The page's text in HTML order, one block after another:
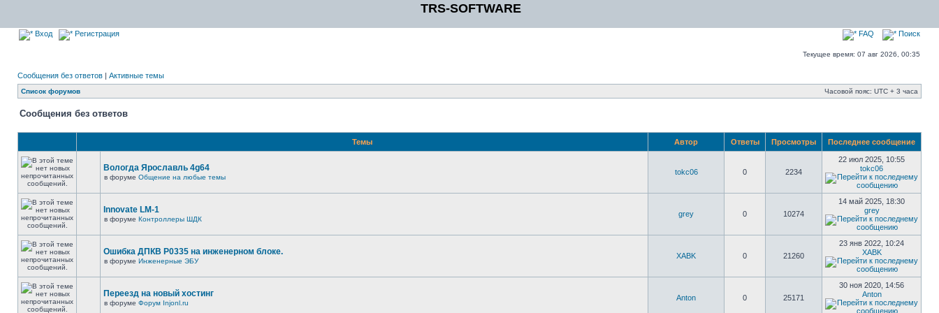
TRS-SOFTWARE
Вход Регистрация FAQ Поиск
Текущее время: 07 авг 2026, 00:35
Сообщения без ответов | Активные темы
Список форумов Часовой пояс: UTC + 3 часа
Сообщения без ответов
Темы Автор Ответы Просмотры Последнее сообщение
Вологда Ярославль 4g64
в форуме Общение на любые темы
tokc06 0 2234
22 июл 2025, 10:55
tokc06
Innovate LM-1
в форуме Контроллеры ШДК
grey 0 10274
14 май 2025, 18:30
grey
Ошибка ДПКВ Р0335 на инженерном блоке.
в форуме Инженерные ЭБУ
XABK 0 21260
23 янв 2022, 10:24
XABK
Переезд на новый хостинг
в форуме Форум Injonl.ru
Anton 0 25171
30 ноя 2020, 14:56
Anton